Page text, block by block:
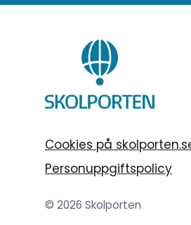
Cookies på
Personuppgiftspolicy
© 2026 Skolporten